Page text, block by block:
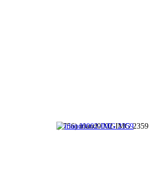
(7756) irland0002-IMG 2359